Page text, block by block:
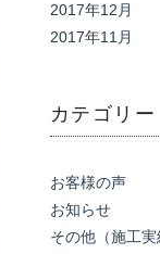
2017年12月
2017年11月
カテゴリー
お客様の声
お知らせ
その他（施工実